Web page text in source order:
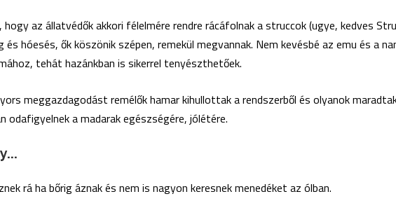
az állatvédők akkori félelmére rendre rácáfolnak a struccok (ugye, kedves
hóesés, ők köszönik szépen, remekül megvannak. Nem kevésbé az emu és a
tehát hazánkban is sikerrel tenyészthetőek.
meggazdagodást remélők hamar kihullottak a rendszerből és olyanok
odafigyelnek a madarak egészségére, jólétére.
rá ha bőrig áznak és nem is nagyon keresnek menedéket az ólban.